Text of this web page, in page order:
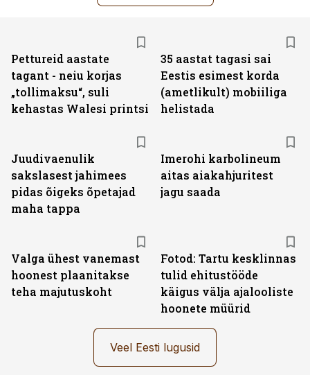
Pettureid aastate
tagant - neiu korjas
„tollimaksu“, suli
kehastas Walesi printsi
35 aastat tagasi sai
Eestis esimest korda
(ametlikult) mobiiliga
helistada
Juudivaenulik
sakslasest jahimees
pidas õigeks õpetajad
maha tappa
Imerohi karbolineum
aitas aiakahjuritest
jagu saada
Valga ühest vanemast
hoonest plaanitakse
teha majutuskoht
Fotod: Tartu kesklinnas
tulid ehitustööde
käigus välja ajalooliste
hoonete müürid
Veel Eesti lugusid